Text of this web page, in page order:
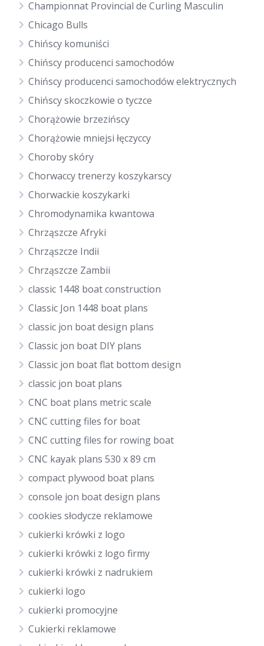
Championnat Provincial de Curling Masculin
Chicago Bulls
Chińscy komuniści
Chińscy producenci samochodów
Chińscy producenci samochodów elektrycznych
Chińscy skoczkowie o tyczce
Chorążowie brzezińscy
Chorążowie mniejsi łęczyccy
Choroby skóry
Chorwaccy trenerzy koszykarscy
Chorwackie koszykarki
Chromodynamika kwantowa
Chrząszcze Afryki
Chrząszcze Indii
Chrząszcze Zambii
classic 1448 boat construction
Classic Jon 1448 boat plans
classic jon boat design plans
Classic jon boat DIY plans
Classic jon boat flat bottom design
classic jon boat plans
CNC boat plans metric scale
CNC cutting files for boat
CNC cutting files for rowing boat
CNC kayak plans 530 x 89 cm
compact plywood boat plans
console jon boat design plans
cookies słodycze reklamowe
cukierki krówki z logo
cukierki krówki z logo firmy
cukierki krówki z nadrukiem
cukierki logo
cukierki promocyjne
Cukierki reklamowe